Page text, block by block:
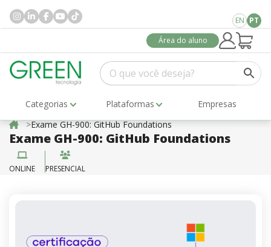
EN PT
Área do aluno
Categorias Plataformas
Empresas
Exame GH-900: GitHub Foundations
Exame GH-900: GitHub Foundations
ONLINE PRESENCIAL